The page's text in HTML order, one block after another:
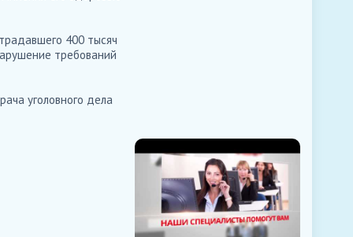
400 тысяч
требований
уголовного дела